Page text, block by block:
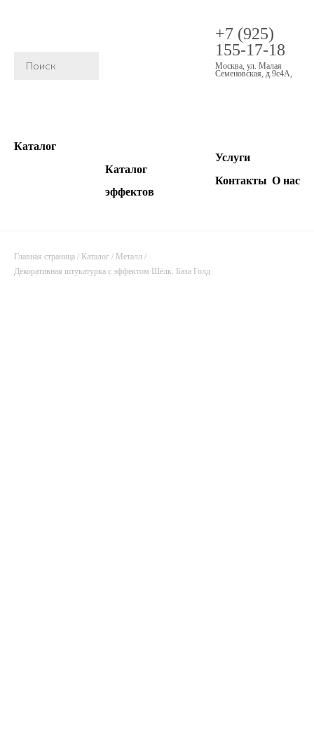
+7 (925)
155-17-18
Москва, ул. Малая
Семеновская, д.9с4А,
Каталог
Каталог
эффектов
Услуги
Контакты О нас
Главная страница / Каталог / Металл /
Декоративная штукатурка с эффектом Шёлк. База Голд